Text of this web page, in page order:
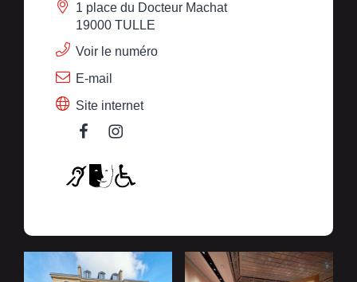
1 place du Docteur Machat
19000 TULLE
Voir le numéro
E-mail
Site internet